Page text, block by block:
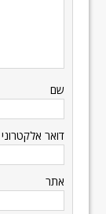
שם
דואר אלקטרוני
אתר